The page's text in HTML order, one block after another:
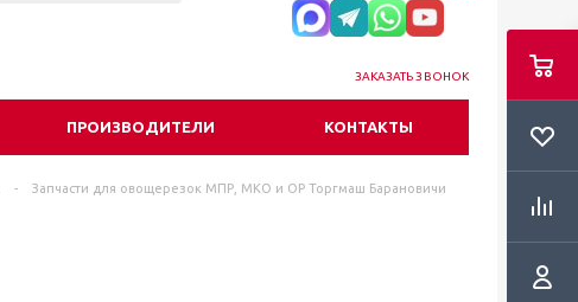
ЗАКАЗАТЬ ЗВОНОК
ПРОИЗВОДИТЕЛИ КОНТАКТЫ
-
Запчасти для овощерезок МПР, МКО и ОР Торгмаш Барановичи